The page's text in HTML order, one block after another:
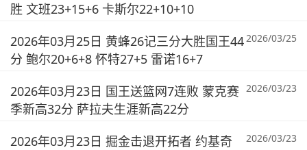
胜 文班23+15+6 卡斯尔22+10+10
2026年03月25日 黄蜂26记三分大胜国王44
分 鲍尔20+6+8 怀特27+5 雷诺16+7
2026/03/25
2026年03月23日 国王送篮网7连败 蒙克赛
季新高32分 萨拉夫生涯新高22分
2026/03/23
2026年03月23日 掘金击退开拓者 约基奇
2026/03/23